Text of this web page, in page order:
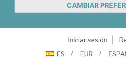
CAMBIAR
Iniciar sesión
ES
EUR